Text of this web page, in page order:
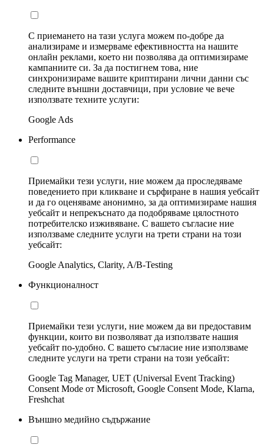
С приемането на тази услуга можем по-добре да
анализираме и измерваме ефективността на нашите
онлайн реклами, което ни позволява да оптимизираме
кампаниите си. За да постигнем това, ние
синхронизираме вашите криптирани лични данни със
следните външни доставчици, при условие че вече
използвате техните услуги:
Google Ads
Performance
Приемайки тези услуги, ние можем да проследяваме
поведението при кликване и сърфиране в нашия уебсайт
и да го оценяваме анонимно, за да оптимизираме нашия
уебсайт и непрекъснато да подобряваме цялостното
потребителско изживяване. С вашето съгласие ние
използваме следните услуги на трети страни на този
уебсайт:
Google Analytics, Clarity, A/B-Testing
Функционалност
Приемайки тези услуги, ние можем да ви предоставим
функции, които ви позволяват да използвате нашия
уебсайт по-удобно. С вашето съгласие ние използваме
следните услуги на трети страни на този уебсайт:
Google Tag Manager, UET (Universal Event Tracking)
Consent Mode от Microsoft, Google Consent Mode, Klarna,
Freshchat
Външно медийно съдържание